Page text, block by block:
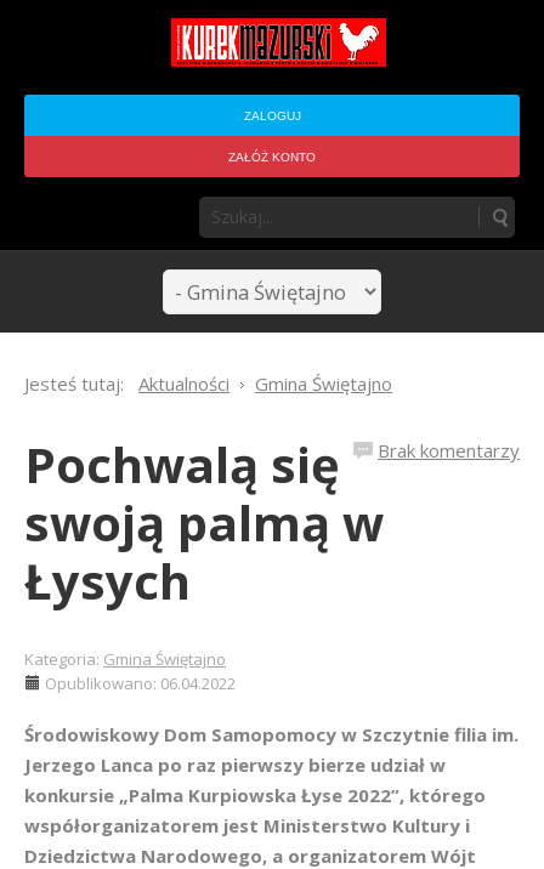
ZALOGUJ
ZAŁÓŻ KONTO
Jesteś tutaj: Aktualności Gmina Świętajno
Brak komentarzy
Pochwalą się
swoją palmą w
Łysych
Kategoria: Gmina Świętajno
Opublikowano: 06.04.2022
Środowiskowy Dom Samopomocy w Szczytnie filia im.
Jerzego Lanca po raz pierwszy bierze udział w
konkursie „Palma Kurpiowska Łyse 2022”, którego
współorganizatorem jest Ministerstwo Kultury i
Dziedzictwa Narodowego, a organizatorem Wójt